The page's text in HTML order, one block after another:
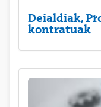
Deialdiak,
kontratuak